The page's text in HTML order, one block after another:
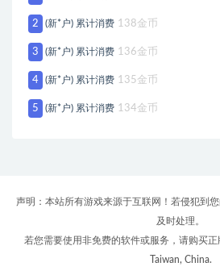
2 (新*户) 累计消费 138金币
3 (新*户) 累计消费 136金币
4 (新*户) 累计消费 135金币
5 (新*户) 累计消费 134金币
声明：本站所有游戏来源于互联网！若侵犯到
及时处理。
若您需要使用非免费的软件或服务，请购买
Taiwan, China.